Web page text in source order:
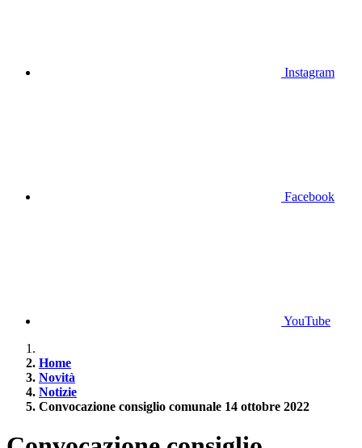
Instagram
Facebook
YouTube
Home
Novità
Notizie
Convocazione consiglio comunale 14 ottobre 2022